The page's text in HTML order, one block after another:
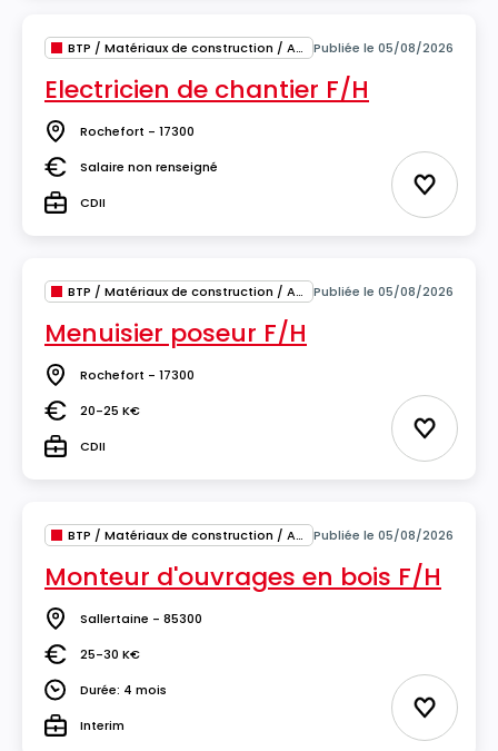
BTP / Matériaux de construction / Architecture Publiée le 05/08/2026
Electricien de chantier F/H
Lieu Rochefort - 17300
SalaireSalaire non renseigné
TypeCDII Ajouter
BTP / Matériaux de construction / Architecture Publiée le 05/08/2026
Menuisier poseur F/H
Lieu Rochefort - 17300
Salaire20-25 K€
TypeCDII Ajouter
BTP / Matériaux de construction / Architecture Publiée le 05/08/2026
Monteur d'ouvrages en bois F/H
Lieu Sallertaine - 85300
Salaire25-30 K€
DuréeDurée: 4 mois
TypeInterim Ajouter